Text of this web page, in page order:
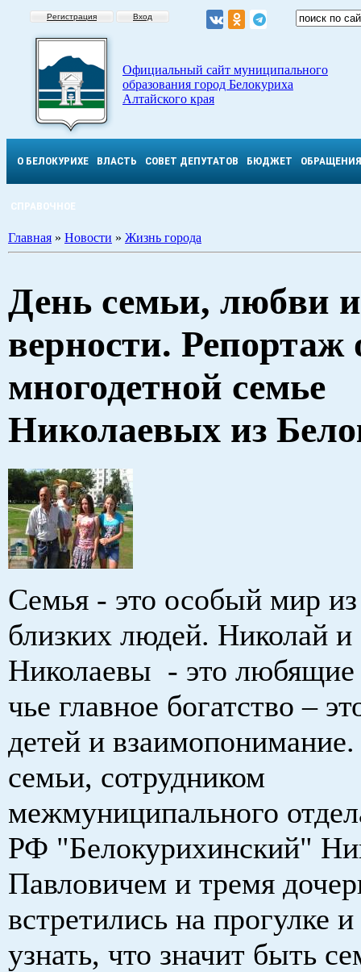
Регистрация Вход
Официальный сайт муниципального
образования город Белокуриха
Алтайского края
О БЕЛОКУРИХЕ ВЛАСТЬ СОВЕТ ДЕПУТАТОВ БЮДЖЕТ ОБРАЩЕНИЯ
СПРАВОЧНОЕ
Главная » Новости » Жизнь города
День семьи, любви и
верности. Репортаж
многодетной семье
Николаевых из
Семья - это особый мир
близких людей. Николай
Николаевы - это любящие
чье главное богатство –
детей и
семьи, сотрудником
межмуниципального
РФ "Белокурихинский"
Павловичем и тремя
встретились на прогулке
узнать, что значит быть